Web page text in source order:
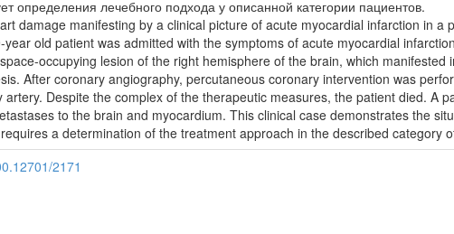
определения лечебного подхода у описанной категории пациентов.
damage manifesting by a clinical picture of acute myocardial infarction in a
old patient was admitted with the symptoms of acute myocardial
occupying lesion of the right hemisphere of the brain, which
After coronary angiography, percutaneous coronary intervention was
Despite the complex of the therapeutic measures, the patient died. A
to the brain and myocardium. This clinical case demonstrates the
a determination of the treatment approach in the described category
2171